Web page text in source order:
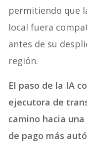
permitiendo que
local fuera
antes de su
región.
El paso de la IA
ejecutora de
camino hacia
de pago más